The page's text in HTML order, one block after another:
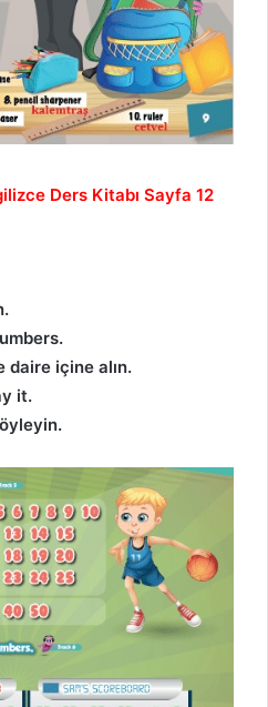
Ders Kitabı Sayfa 12
daire içine alın.
it.